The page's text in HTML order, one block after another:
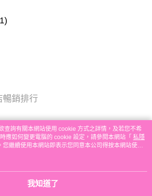
或以上免運費
或以上免運費
運費表
暢銷排行
查詢有關本網站使用 cookie 方式之詳情，及若您不希
應如何變更電腦的 cookie 設定，請參閱本網站「 私隱
您繼續使用本網站即表示您同意本公司得按本網站使用
cookie。
我知道了